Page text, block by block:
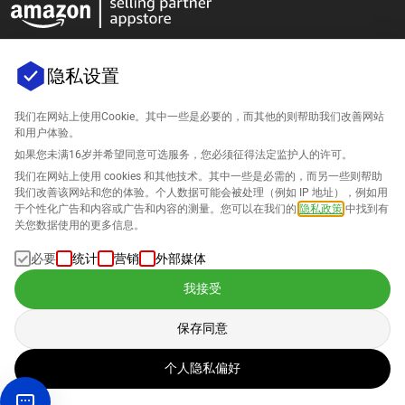
公司
支持
针对Amazon的解决方案
中文
数据的处理遵循我们的
版权 © 2026 SELLERLOGIC。保留所有权利。
隐私设置
我们在网站上使用Cookie。其中一些是必要的，而其他的则帮助我们改善网站
和用户体验。
如果您未满16岁并希望同意可选服务，您必须征得法定监护人的许可。
我们在网站上使用 cookies 和其他技术。其中一些是必需的，而另一些则帮助
我们改善该网站和您的体验。个人数据可能会被处理（例如 IP 地址），例如用
于个性化广告和内容或广告和内容的测量。您可以在我们的 隐私政策 中找到有
关您数据使用的更多信息。
必要 统计 营销 外部媒体
我接受
保存同意
个人隐私偏好